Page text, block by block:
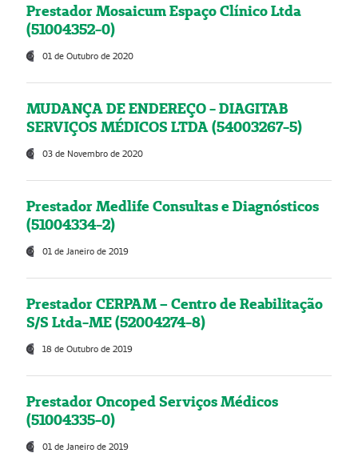
Prestador Mosaicum Espaço Clínico Ltda
(51004352-0)
01 de Outubro de 2020
MUDANÇA DE ENDEREÇO - DIAGITAB
SERVIÇOS MÉDICOS LTDA (54003267-5)
03 de Novembro de 2020
Prestador Medlife Consultas e Diagnósticos
(51004334-2)
01 de Janeiro de 2019
Prestador CERPAM – Centro de Reabilitação
S/S Ltda-ME (52004274-8)
18 de Outubro de 2019
Prestador Oncoped Serviços Médicos
(51004335-0)
01 de Janeiro de 2019